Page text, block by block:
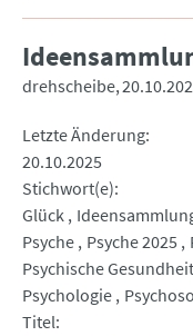
drehscheibe
Letzte Änderung
20.10.2025
Stichwort(e)
Glück
Psyche Psyche 2025
Psychische Gesundheit
Psychologie
Titel